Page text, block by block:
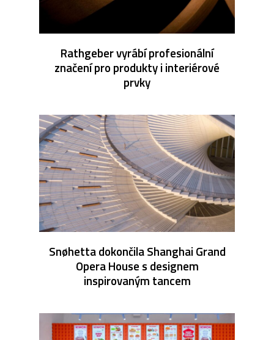
Rathgeber vyrábí profesionální
značení pro produkty i interiérové
prvky
Snøhetta dokončila Shanghai Grand
Opera House s designem
inspirovaným tancem